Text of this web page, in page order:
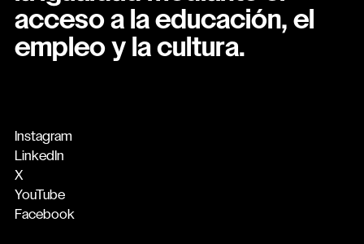
acceso a la educación, el
empleo y la cultura.
Instagram
LinkedIn
X
YouTube
Facebook